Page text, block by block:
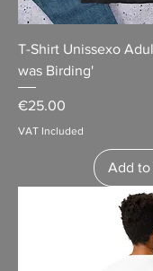
T-Shirt Unissexo
was Birding'
Price
€25.00
VAT Included
Add to